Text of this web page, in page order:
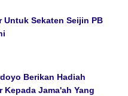
Untuk Sekaten Seijin PB
Berikan Hadiah
Kepada Jama'ah Yang